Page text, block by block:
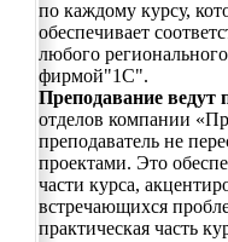
по каждому курсу,
обеспечивает
любого
фирмой"1С".
Преподавание
отделов компании
преподаватель не
проектами. Это
части курса,
встречающихся
практическая часть